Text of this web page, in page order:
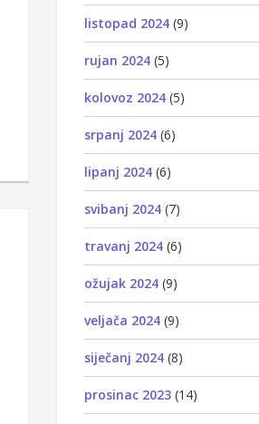
listopad 2024 (9)
rujan 2024 (5)
kolovoz 2024 (5)
srpanj 2024 (6)
lipanj 2024 (6)
svibanj 2024 (7)
travanj 2024 (6)
ožujak 2024 (9)
veljača 2024 (9)
siječanj 2024 (8)
prosinac 2023 (14)